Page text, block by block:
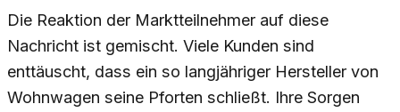
Die Reaktion der Marktteilnehmer auf diese
Nachricht ist gemischt. Viele Kunden sind
enttäuscht, dass ein so langjähriger Hersteller von
Wohnwagen seine Pforten schließt. Ihre Sorgen